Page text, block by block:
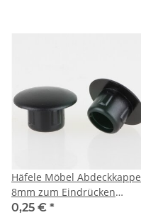
Häfele Möbel Abdeckkappe
8mm zum Eindrücken
Kunststoff schwarz
0,25 € *